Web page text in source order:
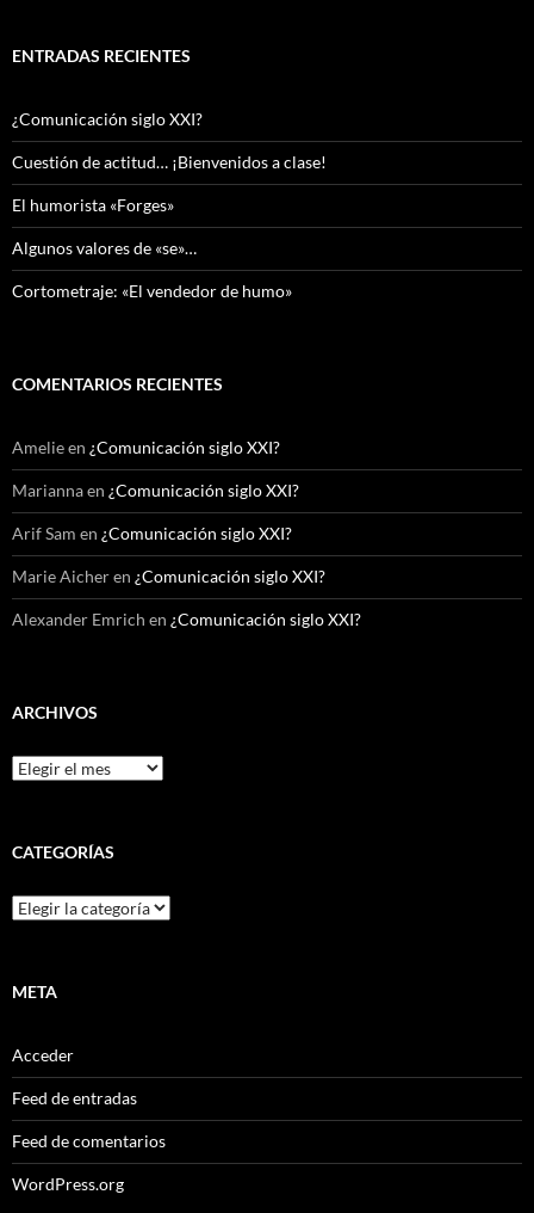
ENTRADAS RECIENTES
¿Comunicación siglo XXI?
Cuestión de actitud… ¡Bienvenidos a clase!
El humorista «Forges»
Algunos valores de «se»…
Cortometraje: «El vendedor de humo»
COMENTARIOS RECIENTES
Amelieen ¿Comunicación siglo XXI?
Mariannaen ¿Comunicación siglo XXI?
Arif Sam en ¿Comunicación siglo XXI?
Marie Aicheren ¿Comunicación siglo XXI?
Alexander Emrich en ¿Comunicación siglo XXI?
ARCHIVOS
Archivos
CATEGORÍAS
Categorías
META
Acceder
Feed de entradas
Feed de comentarios
WordPress.org